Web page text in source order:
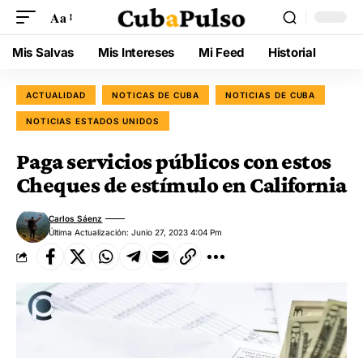
Aa
Mis Salvas Mis Intereses Mi Feed Historial
ACTUALIDAD NOTICAS DE CUBA NOTICIAS DE CUBA
NOTICIAS ESTADOS UNIDOS
Paga servicios públicos con estos
Cheques de estímulo en California
Última Actualización: Junio 27, 2023 4:04 Pm
Carlos Sáenz